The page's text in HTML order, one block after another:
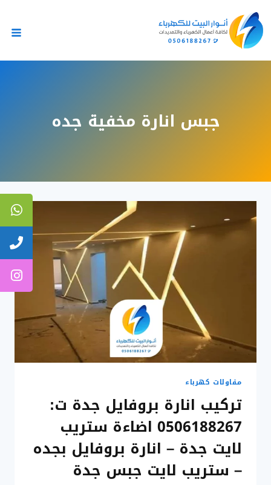
إلى
المحتوى
جبس انارة مخفية جده
مقاولات كهرباء
تركيب انارة بروفايل جدة ت:
0506188267 اضاءة ستريب
لايت جدة – انارة بروفايل بجده
– ستريب لايت جبس جدة